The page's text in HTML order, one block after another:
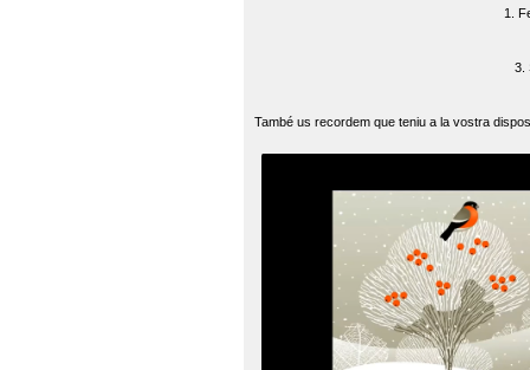
1.
3.
També us recordem que teniu a la vostra